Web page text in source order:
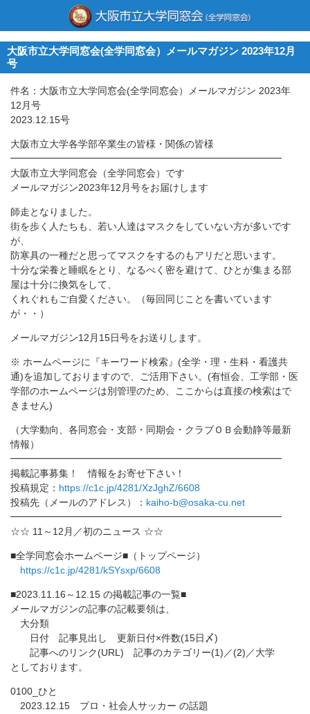
大阪市立大学同窓会(全学同窓会）メールマガジン 2023年12月
号
件名：大阪市立大学同窓会(全学同窓会）メールマガジン 2023年
12月号
2023.12.15号
大阪市立大学各学部卒業生の皆様・関係の皆様
━━━━━━━━━━━━━━━━━━━━━━━━━━━━
大阪市立大学同窓会（全学同窓会）です
メールマガジン2023年12月号をお届けします
師走となりました。
街を歩く人たちも、 若い人達はマスクをしていない方が多いです
が、
防寒具の一種だと思ってマスクをするのもアリだと思います。
十分な栄養と睡眠をとり、なるべく密を避けて、 ひとが集まる部
屋は十分に換気をして、
くれぐれもご自愛ください。（毎回同じことを書いています
が・・ ）
メールマガジン12月15日号をお送りします。
※ ホームページに『キーワード検索』(全学・理・生科・看護共
通)を追加しておりますので、ご活用下さい。(有恒会、工学部・ 医
学部のホームページは別管理のため、
ここからは直接の検索はで
きません)
（大学動向、各同窓会・支部・同期会・ クラブＯＢ会動静等最新
情報）
━━━━━━━━━━━━━━━━━━━━━━━━━━━━
掲載記事募集！ 情報をお寄せ下さい！
投稿規定： https://c1c.jp/4281/XzJghZ/6608
投稿先（メールのアドレス）： kaiho-b@osaka-cu.net
━━━━━━━━━━━━━━━━━━━━━━━━━━━━
☆☆ 11～12月／初のニュース ☆☆
■全学同窓会ホームページ■（トップページ）
https://c1c.jp/4281/kSYsxp/6608
■2023.11.16～12.15 の掲載記事の一覧■
メールマガジンの記事の記載要領は、
大分類
日付 記事見出し 更新日付×件数(15日〆)
記事へのリンク(URL) 記事のカテゴリー(1)／(2)／大学
としております。
0100_ひと
2023.12.15 プロ・社会人サッカー の話題